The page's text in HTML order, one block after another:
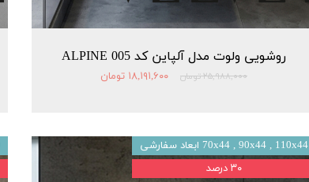
روشویی ولوت مدل آلپاین کد 005 ALPINE
۲۵,۹۸۸,۰۰۰ تومان ۱۸,۱۹۱,۶۰۰ تومان
70x44 , 90x44 , 110x44 ابعاد سفارشی
۳۰ درصد